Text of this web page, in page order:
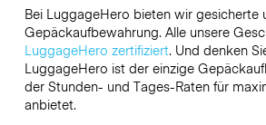
Bei LuggageHero bieten wir gesicherte
Gepäckaufbewahrung. Alle unsere
LuggageHero zertifiziert. Und denken
LuggageHero ist der einzige
der Stunden- und Tages-Raten für
anbietet.